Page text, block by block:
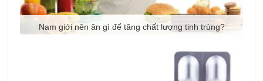
Nam giới nên ăn gì để tăng chất lượng tinh trùng?